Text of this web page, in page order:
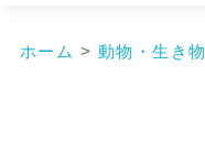
ホーム > 動物・生き物